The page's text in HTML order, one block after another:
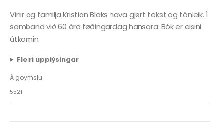
Vinir og familja Kristian Blaks hava gjørt tekst og tónleik. Í
samband við 60 ára føðingardag hansara. Bók er eisini
útkomin.
Fleiri upplýsingar
Á goymslu
5521